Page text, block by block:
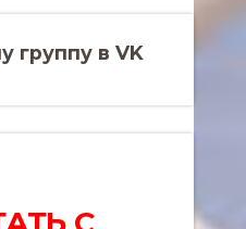
группу в VK